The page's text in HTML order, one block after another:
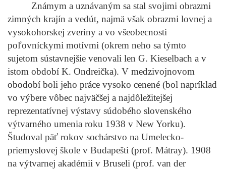
Známym a uznávaným sa stal svojimi obrazmi
zimných krajín a vedút, najmä však obrazmi lovnej a
vysokohorskej zveriny a vo všeobecnosti
poľovníckymi motívmi (okrem neho sa týmto
sujetom sústavnejšie venovali len G. Kieselbach a v
istom období K. Ondreička). V medzivojnovom
obodobí boli jeho práce vysoko cenené (bol napríklad
vo výbere vôbec najväčšej a najdôležitejšej
reprezentatívnej výstavy súdobého slovenského
výtvarného umenia roku 1938 v New Yorku).
Študoval päť rokov sochárstvo na Umelecko-
priemyslovej škole v Budapešti (prof. Mátray). 1908
na výtvarnej akadémii v Bruseli (prof. van der